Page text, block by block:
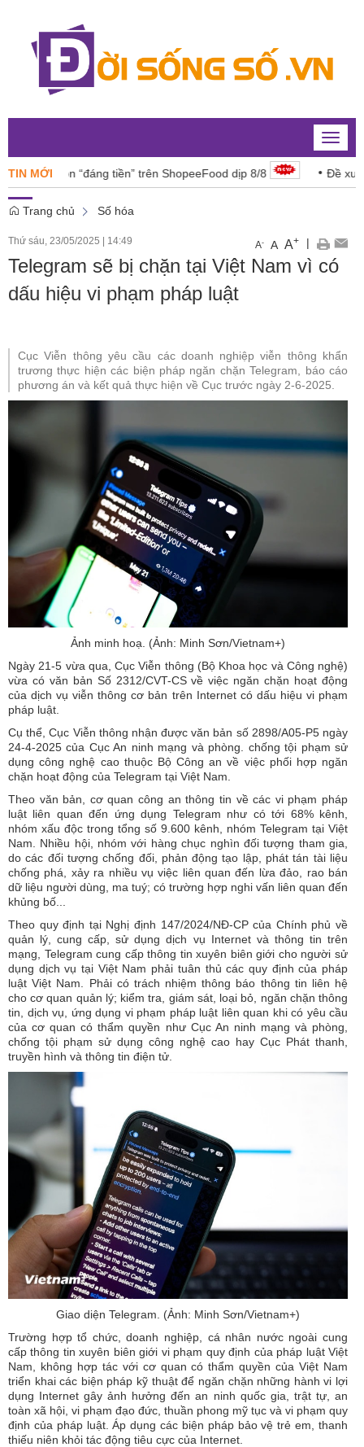
Toggle
TIN MỚI
ngon “đáng tiền” trên ShopeeFood dịp 8/8 Đề xuất 6
Trang chủ Số hóa
Thứ sáu, 23/05/2025 14:49 A- A A+ |
Telegram sẽ bị chặn tại Việt Nam vì có
dấu hiệu vi phạm pháp luật
Cục Viễn thông yêu cầu các doanh nghiệp viễn thông khẩn
trương thực hiện các biện pháp ngăn chặn Telegram, báo cáo
phương án và kết quả thực hiện về Cục trước ngày 2-6-2025.
Ảnh minh hoạ. (Ảnh: Minh Sơn/Vietnam+)
Ngày 21-5 vừa qua, Cục Viễn thông (Bộ Khoa học và Công nghệ)
vừa có văn bản Số 2312/CVT-CS về việc ngăn chặn hoạt động
của dịch vụ viễn thông cơ bản trên Internet có dấu hiệu vi phạm
pháp luật.
Cụ thể, Cục Viễn thông nhận được văn bản số 2898/A05-P5 ngày
24-4-2025 của Cục An ninh mạng và phòng. chống tội phạm sử
dụng công nghệ cao thuộc Bộ Công an về việc phối hợp ngăn
chặn hoạt động của Telegram tại Việt Nam.
Theo văn bản, cơ quan công an thông tin về các vi phạm pháp
luật liên quan đến ứng dụng Telegram như có tới 68% kênh,
nhóm xấu độc trong tổng số 9.600 kênh, nhóm Telegram tại Việt
Nam. Nhiều hội, nhóm với hàng chục nghìn đối tượng tham gia,
do các đối tượng chống đối, phản động tạo lập, phát tán tài liệu
chống phá, xảy ra nhiều vụ việc liên quan đến lừa đảo, rao bán
dữ liệu người dùng, ma tuý; có trường hợp nghi vấn liên quan đến
khủng bố...
Theo quy định tại Nghị định 147/2024/NĐ-CP của Chính phủ về
quản lý, cung cấp, sử dụng dịch vụ Internet và thông tin trên
mạng, Telegram cung cấp thông tin xuyên biên giới cho người sử
dụng dịch vụ tại Việt Nam phải tuân thủ các quy định của pháp
luật Việt Nam. Phải có trách nhiệm thông báo thông tin liên hệ
cho cơ quan quản lý; kiểm tra, giám sát, loại bỏ, ngăn chặn thông
tin, dịch vụ, ứng dụng vi phạm pháp luật liên quan khi có yêu cầu
của cơ quan có thẩm quyền như Cục An ninh mạng và phòng,
chống tội phạm sử dụng công nghệ cao hay Cục Phát thanh,
truyền hình và thông tin điện tử.
Giao diện Telegram. (Ảnh: Minh Sơn/Vietnam+)
Trường hợp tổ chức, doanh nghiệp, cá nhân nước ngoài cung
cấp thông tin xuyên biên giới vi phạm quy định của pháp luật Việt
Nam, không hợp tác với cơ quan có thẩm quyền của Việt Nam
triển khai các biện pháp kỹ thuật để ngăn chặn những hành vi lợi
dụng Internet gây ảnh hưởng đến an ninh quốc gia, trật tự, an
toàn xã hội, vi phạm đạo đức, thuần phong mỹ tục và vi phạm quy
định của pháp luật. Áp dụng các biện pháp bảo vệ trẻ em, thanh
thiếu niên khỏi tác động tiêu cực của Internet.